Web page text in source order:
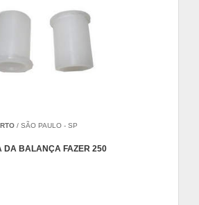
RTO / SÃO PAULO - SP
DA BALANÇA FAZER 250